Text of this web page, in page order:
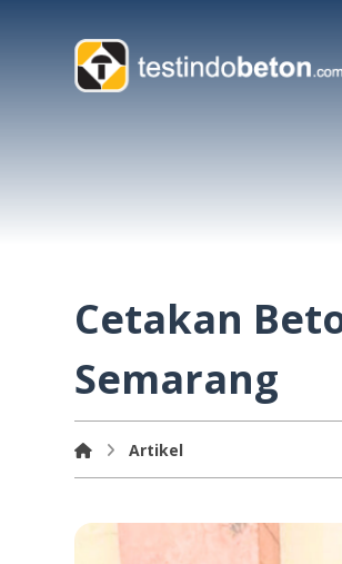
Cetakan
Semarang
Artikel